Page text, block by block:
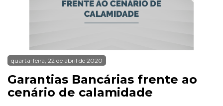
quarta-feira, 22 de abril de 2020
Garantias Bancárias frente ao
cenário de calamidade